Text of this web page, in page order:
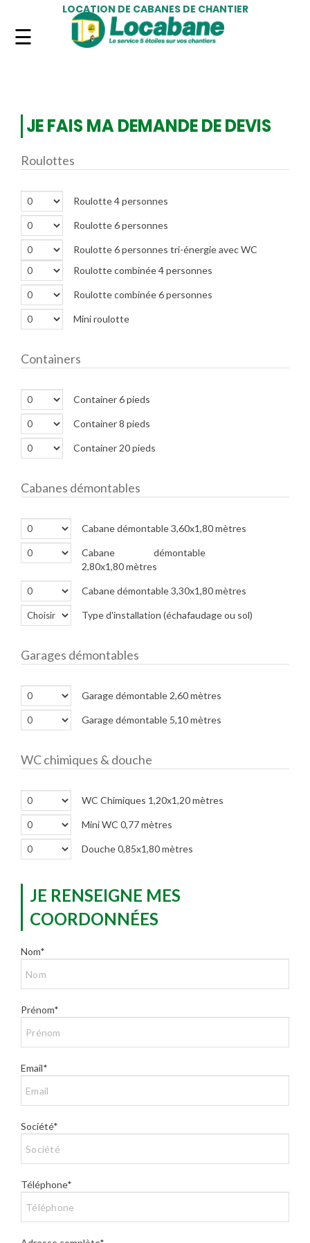
LOCATION DE CABANES DE CHANTIER
JE FAIS MA DEMANDE DE DEVIS
Roulottes
Roulotte 4 personnes
Roulotte 6 personnes
Roulotte 6 personnes tri-énergie avec WC
Roulotte combinée 4 personnes
Roulotte combinée 6 personnes
Mini roulotte
Containers
Container 6 pieds
Container 8 pieds
Container 20 pieds
Cabanes démontables
Cabane démontable 3,60x1,80 mètres
Cabane démontable
2,80x1,80 mètres
Cabane démontable 3,30x1,80 mètres
Type d'installation (échafaudage ou sol)
Garages démontables
Garage démontable 2,60 mètres
Garage démontable 5,10 mètres
WC chimiques & douche
WC Chimiques 1,20x1,20 mètres
Mini WC 0,77 mètres
Douche 0,85x1,80 mètres
JE RENSEIGNE MES
COORDONNÉES
Nom*
Prénom*
Email*
Société*
Téléphone*